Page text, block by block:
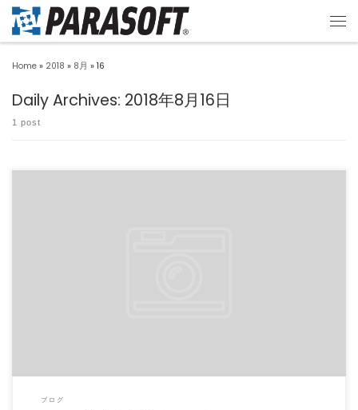
Home » 2018 » 8月 » 16
Daily Archives: 2018年8月16日
1 post
ブログ